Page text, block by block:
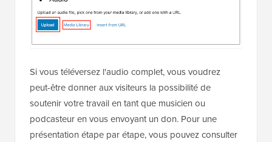
Si vous téléversez l'audio complet, vous voudrez
peut-être donner aux visiteurs la possibilité de
soutenir votre travail en tant que musicien ou
podcasteur en vous envoyant un don. Pour une
présentation étape par étape, vous pouvez consulter